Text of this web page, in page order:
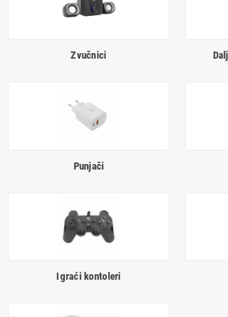
Zvučnici
Punjači
Igraći kontoleri